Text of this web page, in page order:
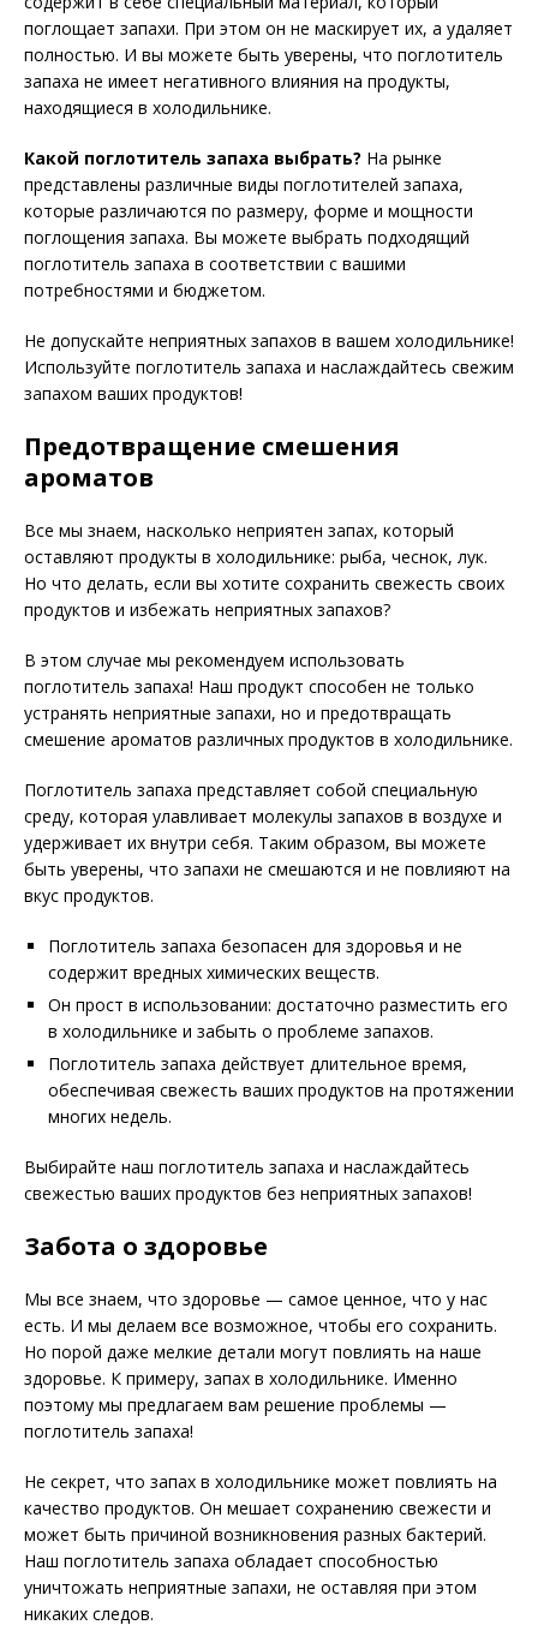
поглощает запахи. При этом он не маскирует их, а удаляет
полностью. И вы можете быть уверены, что поглотитель
запаха не имеет негативного влияния на продукты,
находящиеся в холодильнике.
Какой поглотитель запаха выбрать? На рынке
представлены различные виды поглотителей запаха,
которые различаются по размеру, форме и мощности
поглощения запаха. Вы можете выбрать подходящий
поглотитель запаха в соответствии с вашими
потребностями и бюджетом.
Не допускайте неприятных запахов в вашем холодильнике!
Используйте поглотитель запаха и наслаждайтесь свежим
запахом ваших продуктов!
Предотвращение смешения
ароматов
Все мы знаем, насколько неприятен запах, который
оставляют продукты в холодильнике: рыба, чеснок, лук.
Но что делать, если вы хотите сохранить свежесть своих
продуктов и избежать неприятных запахов?
В этом случае мы рекомендуем использовать
поглотитель запаха! Наш продукт способен не только
устранять неприятные запахи, но и предотвращать
смешение ароматов различных продуктов в холодильнике.
Поглотитель запаха представляет собой специальную
среду, которая улавливает молекулы запахов в воздухе и
удерживает их внутри себя. Таким образом, вы можете
быть уверены, что запахи не смешаются и не повлияют на
вкус продуктов.
Поглотитель запаха безопасен для здоровья и не
содержит вредных химических веществ.
Он прост в использовании: достаточно разместить его
в холодильнике и забыть о проблеме запахов.
Поглотитель запаха действует длительное время,
обеспечивая свежесть ваших продуктов на протяжении
многих недель.
Выбирайте наш поглотитель запаха и наслаждайтесь
свежестью ваших продуктов без неприятных запахов!
Забота о здоровье
Мы все знаем, что здоровье — самое ценное, что у нас
есть. И мы делаем все возможное, чтобы его сохранить.
Но порой даже мелкие детали могут повлиять на наше
здоровье. К примеру, запах в холодильнике. Именно
поэтому мы предлагаем вам решение проблемы —
поглотитель запаха!
Не секрет, что запах в холодильнике может повлиять на
качество продуктов. Он мешает сохранению свежести и
может быть причиной возникновения разных бактерий.
Наш поглотитель запаха обладает способностью
уничтожать неприятные запахи, не оставляя при этом
никаких следов.